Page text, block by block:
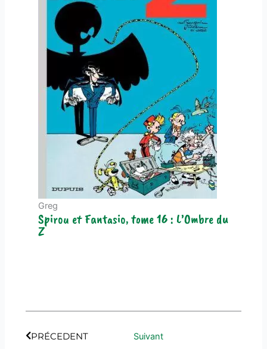
Greg
Spirou et Fantasio, tome 16 : L’Ombre du
Z
PRÉCEDENT
Suivant